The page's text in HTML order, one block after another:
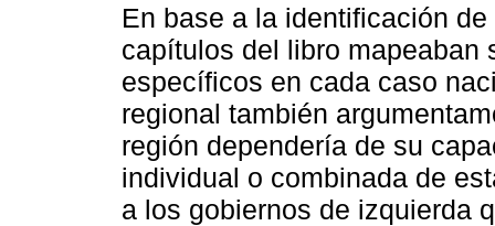
En base a la identificación
capítulos del libro mapeaban
específicos en cada caso
regional también
región dependería de su
individual o combinada de
a los gobiernos de izquierda